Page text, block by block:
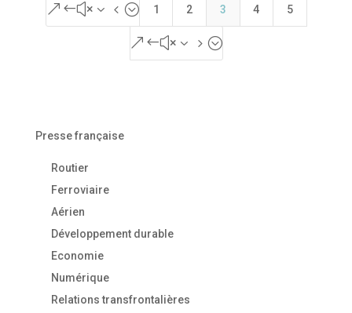
&#x34; 1 2 3 4 5
&#x35;
Presse française
Routier
Ferroviaire
Aérien
Développement durable
Economie
Numérique
Relations transfrontalières